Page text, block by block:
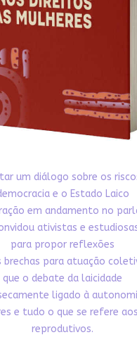
um diálogo sobre os
e o Estado Laico
em andamento no
ativistas e
para propor reflexões
brechas para atuação
que o debate da laicidade
ligado à
e tudo o que se refere
reprodutivos.